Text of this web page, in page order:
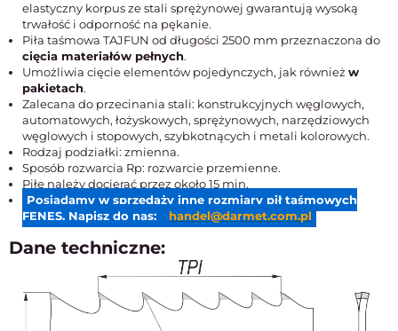
elastyczny korpus ze stali sprężynowej gwarantują wysoką
trwałość i odporność na pękanie.
Piła taśmowa TAJFUN od długości 2500 mm przeznaczona do
cięcia materiałów pełnych.
Umożliwia cięcie elementów pojedynczych, jak również w
pakietach.
Zalecana do przecinania stali: konstrukcyjnych węglowych,
automatowych, łożyskowych, sprężynowych, narzędziowych
węglowych i stopowych, szybkotnących i metali kolorowych.
Rodzaj podziałki: zmienna.
Sposób rozwarcia Rp: rozwarcie przemienne.
Piłę należy docierać przez około 15 min.
Posiadamy w sprzedaży inne rozmiary pił taśmowych
FENES. Napisz do nas:
handel@darmet.com.pl
Dane techniczne: